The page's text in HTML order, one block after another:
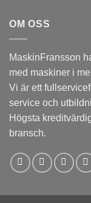
OM OSS
MaskinFransson
med maskiner i
Vi är ett
service och
Högsta
bransch.